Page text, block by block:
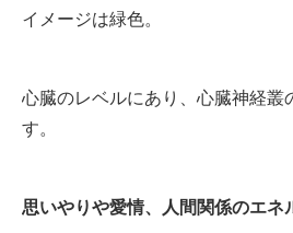
イメージは緑色。
心臓のレベルにあり、 心臓神経叢
す。
思いやりや愛情、人間関係のエネ